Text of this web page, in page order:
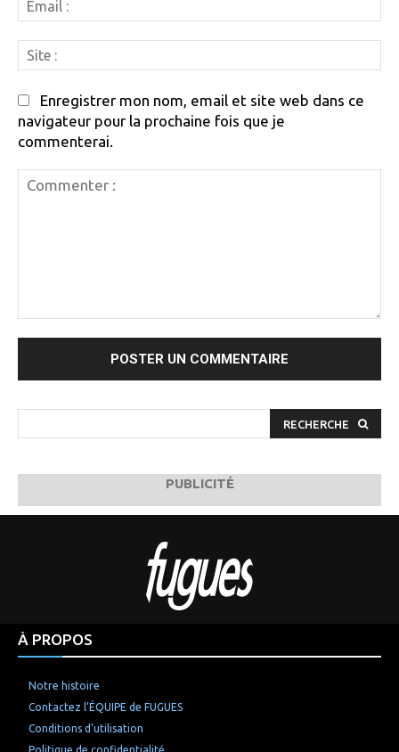
:
:
Enregistrer mon nom, email et site web dans ce
navigateur pour la prochaine fois que je
commenterai.
RECHERCHE
PUBLICITÉ
À PROPOS
Notre histoire
Contactez l’ÉQUIPE de FUGUES
Conditions d’utilisation
Politique de confidentialité